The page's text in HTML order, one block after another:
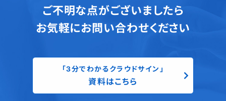
ご不明な点がございましたら
お気軽にお問い合わせください
「3分でわかるクラウドサイン」
資料はこちら